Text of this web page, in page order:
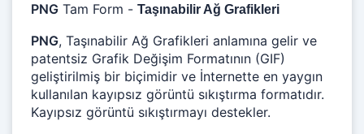
PNG Tam Form - Taşınabilir Ağ Grafikleri
PNG, Taşınabilir Ağ Grafikleri anlamına gelir ve
patentsiz Grafik Değişim Formatının (GIF)
geliştirilmiş bir biçimidir ve İnternette en yaygın
kullanılan kayıpsız görüntü sıkıştırma formatıdır.
Kayıpsız görüntü sıkıştırmayı destekler.